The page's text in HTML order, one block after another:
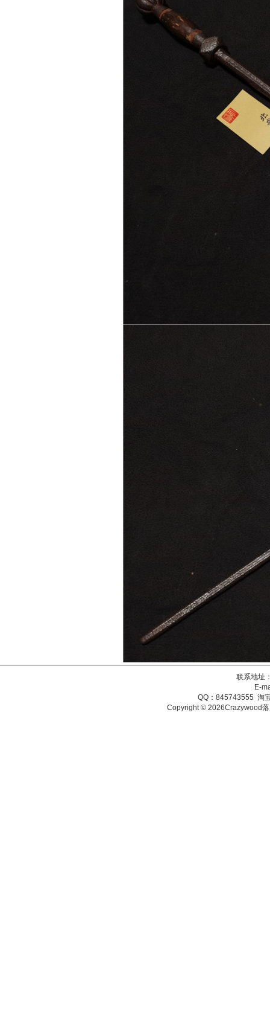
联系地址
E-
QQ：845743555 淘
Copyright © 2026Crazywood